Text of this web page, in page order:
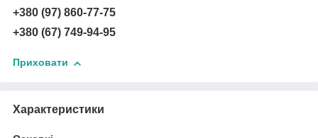
+380 (97) 860-77-75
+380 (67) 749-94-95
Приховати
Характеристики